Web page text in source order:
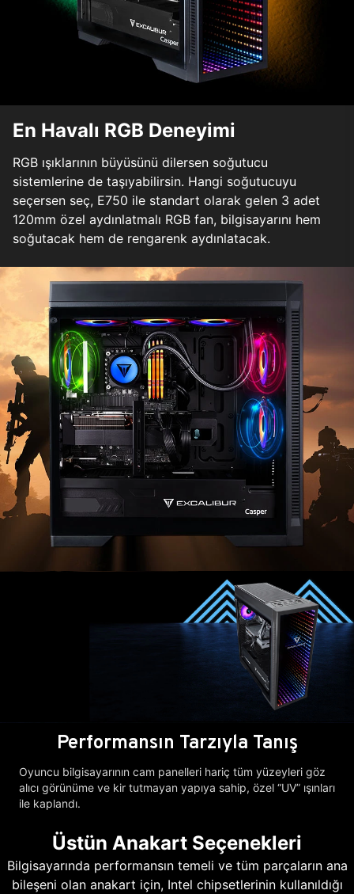
En Havalı RGB Deneyimi
RGB ışıklarının büyüsünü dilersen soğutucu
sistemlerine de taşıyabilirsin. Hangi soğutucuyu
seçersen seç, E750 ile standart olarak gelen 3 adet
120mm özel aydınlatmalı RGB fan, bilgisayarını hem
soğutacak hem de rengarenk aydınlatacak.
Performansın Tarzıyla Tanış
Oyuncu bilgisayarının cam panelleri hariç tüm yüzeyleri göz
alıcı görünüme ve kir tutmayan yapıya sahip, özel “UV” ışınları
ile kaplandı.
Üstün Anakart Seçenekleri
Bilgisayarında performansın temeli ve tüm parçaların ana
bileşeni olan anakart için, Intel chipsetlerinin kullanıldığı